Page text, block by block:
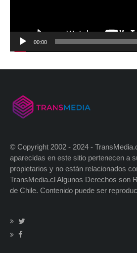
00:00
© Copyright 2002 - 2024 -
aparecidas en este sitio pertenecen a
propietarios y no están relacionados
TransMedia.cl Algunos Derechos son
de Chile. Contenido puede ser